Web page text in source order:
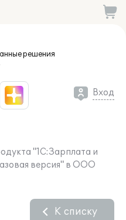
решения
Вход
"1С:Зарплата и
версия" в ООО
К списку